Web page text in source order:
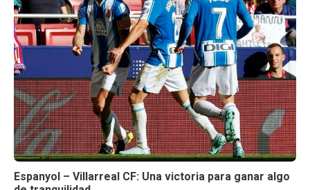
Espanyol – Villarreal CF: Una victoria para ganar algo